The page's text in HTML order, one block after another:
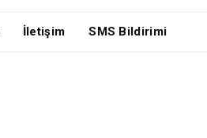
İletişim SMS Bildirimi